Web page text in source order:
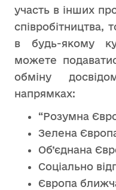
участь в інших
в будь-якому
можете
обміну
напрямках:
“Розумна
Зелена
Об’єднана
Соціально
Європа